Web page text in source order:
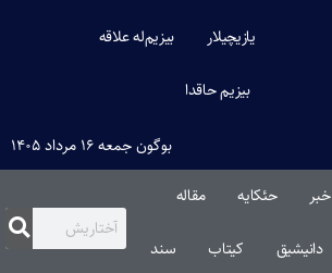
یازیچیلار بیزیم‌له علاقه
بیزیم حاقدا
بوگون جمعه ۱۶ مرداد ۱۴۰۵
خبر حئکایه مقاله‌
دانیشیق کیتاب سند